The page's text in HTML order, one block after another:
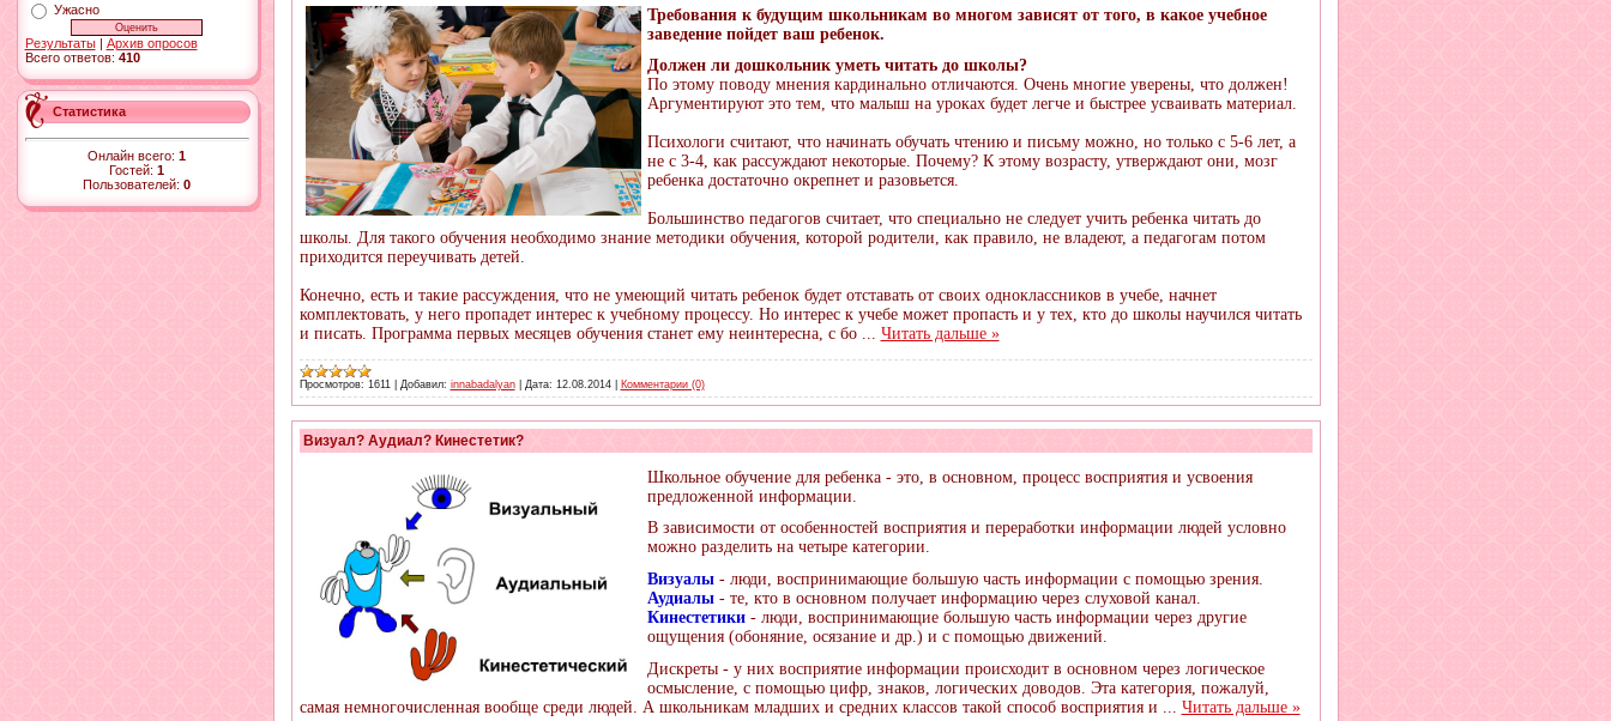
Ужасно
Результаты| Архив опросов
Всего ответов: 410
Статистика
Онлайн всего: 1
Гостей: 1
Пользователей: 0
Требования к будущим школьникам во многом зависят от того, в какое учебное
заведение пойдет ваш ребенок.
Должен ли дошкольник уметь читать до школы?
По этому поводу мнения кардинально отличаются. Очень многие уверены, что должен!
Аргументируют это тем, что малыш на уроках будет легче и быстрее усваивать материал.
Психологи считают, что начинать обучать чтению и письму можно, но только с 5-6 лет, а
не с 3-4, как рассуждают некоторые. Почему? К этому возрасту, утверждают они, мозг
ребенка достаточно окрепнет и разовьется.
Большинство педагогов считает, что специально не следует учить ребенка читать до
школы. Для такого обучения необходимо знание методики обучения, которой родители, как правило, не владеют, а педагогам потом
приходится переучивать детей.
Конечно, есть и такие рассуждения, что не умеющий читать ребенок будет отставать от своих одноклассников в учебе, начнет
комплектовать, у него пропадет интерес к учебному процессу. Но интерес к учебе может пропасть и у тех, кто до школы научился читать
и писать. Программа первых месяцев обучения станет ему неинтересна, с бо ... Читать дальше »
Просмотров: 1611 Добавил: innabadalyan Дата: 12.08.2014 Комментарии (0)
Визуал? Аудиал? Кинестетик?
Школьное обучение для ребенка - это, в основном, процесс восприятия и усвоения
предложенной информации.
В зависимости от особенностей восприятия и переработки информации людей условно
можно разделить на четыре категории.
Визуалы - люди, воспринимающие большую часть информации с помощью зрения.
Аудиалы - те, кто в основном получает информацию через слуховой канал.
Кинестетики- люди, воспринимающие большую часть информации через другие
ощущения (обоняние, осязание и др.) и с помощью движений.
Дискреты - у них восприятие информации происходит в основном через логическое
осмысление, с помощью цифр, знаков, логических доводов. Эта категория, пожалуй,
самая немногочисленная вообще среди людей. А школьникам младших и средних классов такой способ восприятия и
Читать дальше »